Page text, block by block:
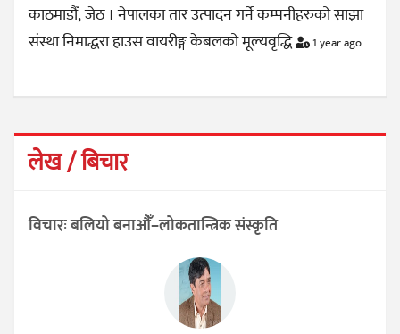
काठमाडौँ, जेठ । नेपालका तार उत्पादन गर्ने कम्पनीहरुको साझा
संस्था निमाद्धरा हाउस वायरीङ्ग केबलको मूल्यवृद्धि
1 year ago
लेख / बिचार
विचारः बलियो बनाऔँ–लोकतान्त्रिक संस्कृति